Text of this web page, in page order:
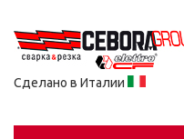
Сделано в Италии